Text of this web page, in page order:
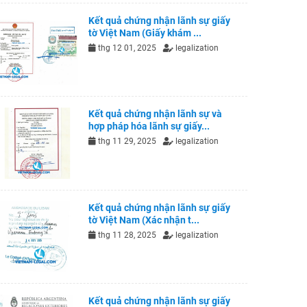
Kết quả chứng nhận lãnh sự giấy
tờ Việt Nam (Giấy khám ...
thg 12 01, 2025 legalization
Kết quả chứng nhận lãnh sự và
hợp pháp hóa lãnh sự giấy...
thg 11 29, 2025 legalization
Kết quả chứng nhận lãnh sự giấy
tờ Việt Nam (Xác nhận t...
thg 11 28, 2025 legalization
Kết quả chứng nhận lãnh sự giấy